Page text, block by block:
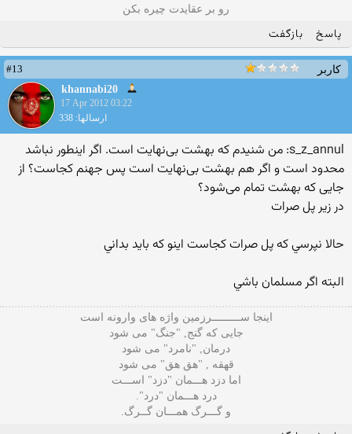
رو بر عقایدت چیره بکن
پاسخ بازگفت
کاربر
#13
khannabi20
17 Apr 2012 03:22
ارسالها: 338
s_z_annul: من شنیدم که بهشت بی‌نهایت است. اگر اینطور نباشد
محدود است و اگر هم بهشت بی‌نهایت است پس جهنم کجاست؟ از
جایی که بهشت تمام می‌شود؟
در زير پل صرات
حالا نپرسي كه پل صرات كجاست اينو كه بايد بداني
البته اگر مسلمان باشي
اینجا ســـــــــرزمین واژه های وارونه است
جایی که گنج, "جنگ" می شود
درمان, "نامرد" می شود
قهقه , "هق هق" می شود
اما دزد هـــمان "دزد" اســـت
درد هـــمان "درد".
و گـــرگ همـــان گــرگ.